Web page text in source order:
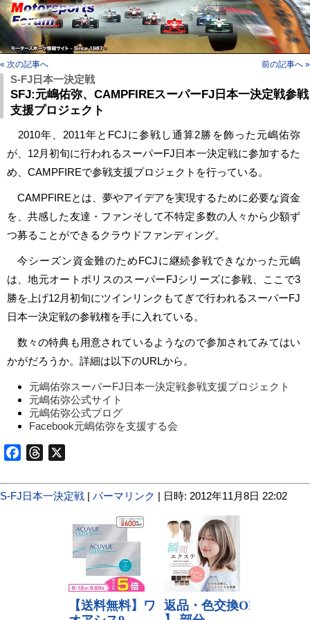
« 次の記事へ 前の記事へ »
S-FJ日本一決定戦
SFJ:元嶋佑弥、CAMPFIREスーパーFJ日本一決定戦参戦
支援プロジェクト
2010年、2011年とFCJに参戦し通算2勝を飾った元嶋佑弥
が、12月初旬に行われるスーパーFJ日本一決定戦に参加するた
め、CAMPFIREで参戦支援プロジェクトを行っている。
CAMPFIREとは、夢やアイデアを実現するために必要な資金
を、共感した友達・ファンそして不特定多数の人々から少額ず
つ募ることができるクラウドファンディング。
今シーズン資金難のためFCJに継続参戦できなかった元嶋
は、地元オートポリスのスーパーFJシリーズに参戦、ここで3
勝を上げ12月初旬にツインリンクもてぎで行われるスーパーFJ
日本一決定戦の参戦権を手に入れている。
数々の特典も用意されているようなので参加されてみてはい
かがだろうか。詳細は以下のURLから。
元嶋佑弥スーパーFJ日本一決定戦参戦支援プロジェクト
元嶋佑弥公式サイト
元嶋佑弥公式ブログ
Facebook元嶋佑弥を支援する会
FacebookThreads
S-FJ日本一決定戦 | パーマリンク | 日時: 2012年11月8日 22:02